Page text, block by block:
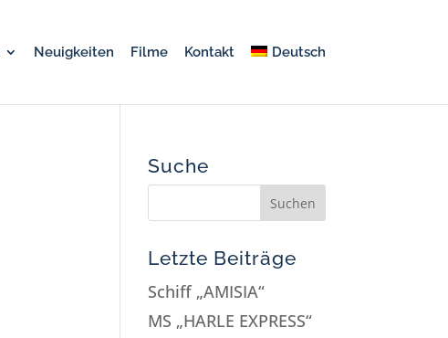
Neuigkeiten Filme Kontakt Deutsch
Suche
Letzte Beiträge
Schiff „AMISIA“
MS „HARLE EXPRESS“